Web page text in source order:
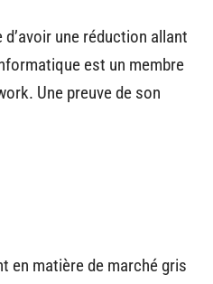
une réduction allant
est un membre
Une preuve de son
en matière de marché gris